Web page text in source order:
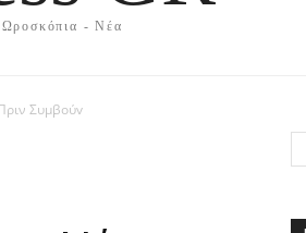
Ωροσκόπια - Νέα
Συμβoύv